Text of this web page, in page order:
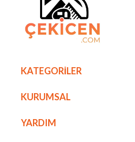
KATEGORİLER
KURUMSAL
YARDIM